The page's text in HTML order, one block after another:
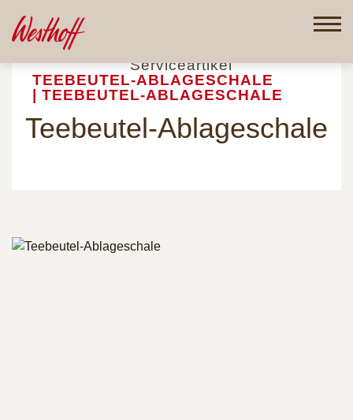
zum
Serviceartikel
TEEBEUTEL-ABLAGESCHALE
| TEEBEUTEL-ABLAGESCHALE
Teebeutel-Ablageschale